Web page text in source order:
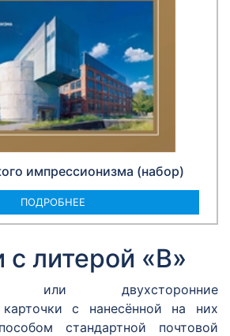
импрессионизма (набор)
ПОДРОБНЕЕ
с литерой «В»
или двухсторонние
карточки с нанесённой на них
стандартной почтовой